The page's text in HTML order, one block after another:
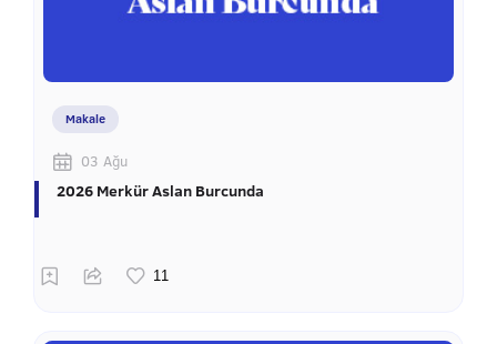
Makale
03 Ağu
2026 Merkür Aslan Burcunda